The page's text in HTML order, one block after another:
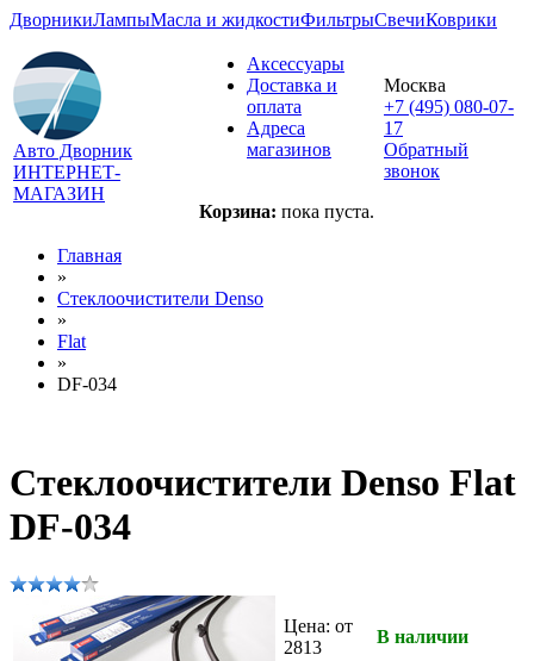
ДворникиЛампыМасла и жидкостиФильтрыСвечиКоврики
Авто Дворник
ИНТЕРНЕТ-
МАГАЗИН
Аксессуары
Доставка и
оплата
Адреса
магазинов
Корзина: пока пуста.
Москва
+7 (495) 080-07-
17
Обратный
звонок
Главная
»
Стеклоочистители Denso
»
Flat
»
DF-034
Стеклоочистители Denso Flat
DF-034
Цена: от
2813
В наличии